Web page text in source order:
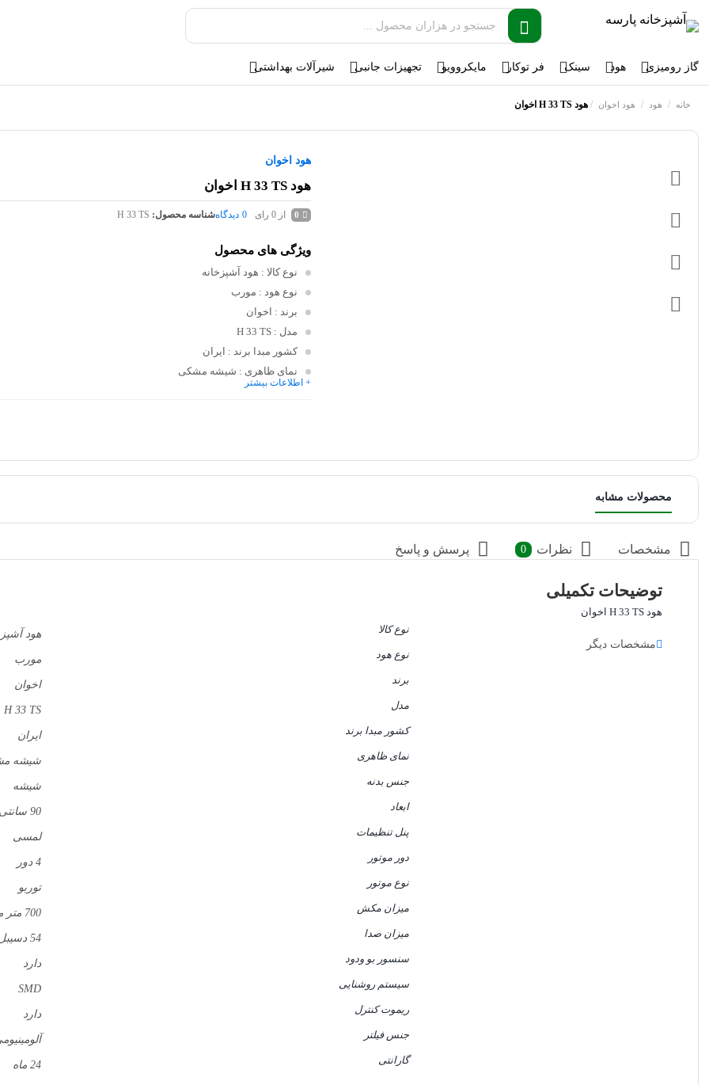
گاز رومیزی هود سینک فر توکار مایکروویو تجهیزات جانبی شیرآلات بهداشتی
خانه / هود / هود اخوان /هود H 33 TS اخوان
هود اخوان
هود H 33 TS اخوان
0 از 0 رای 0 دیدگاهشناسه محصول: H 33 TS
ویژگی های محصول
نوع کالا : هود آشپزخانه
نوع هود : مورب
برند : اخوان
مدل : H 33 TS
کشور مبدا برند : ایران
نمای ظاهری : شیشه مشکی
+ اطلاعات بیشتر
محصولات مشابه
مشخصات نظرات 0 پرسش و پاسخ
توضیحات تکمیلی
هود H 33 TS اخوان
مشخصات دیگر
نوع کالا
هود
نوع هود
مورب
برند
اخوان
مدل
H 33 TS
کشور مبدا برند
ایران
نمای ظاهری
شیشه
جنس بدنه
شیشه
ابعاد
90 سانتی
پنل تنظیمات
لمسی
دور موتور
4 دور
نوع موتور
توربو
میزان مکش
700 متر مکعب
میزان صدا
54 دسیبل
سنسور بو ودود
دارد
سیستم روشنایی
SMD
ریموت کنترل
دارد
جنس فیلتر
گارانتی
24 ماه